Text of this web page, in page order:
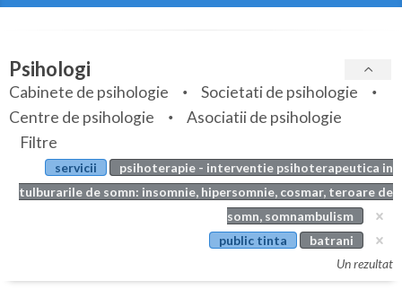
Arges
Bihor
Bistrita-Nasaud
Botosani
Braila
Specialitati
Servicii
Articole
Evenimente
Psihologi
Cabinete de psihologie
Societati de psihologie
Centre de psihologie
Asociatii de psihologie
Filtre
servicii
psihoterapie - interventie psihoterapeutica in
tulburarile de somn: insomnie, hipersomnie, cosmar, teroare de
somn, somnambulism
public tinta
batrani
Un rezultat